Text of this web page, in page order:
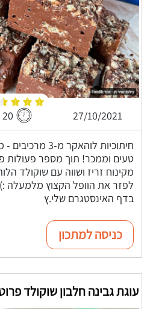
27/10/2021 20 דקות
חיתוכיות
טעים וממכר! תוך מספר פעולות
מקינוח זריז ושווה עם שוקולד
לפזר את הוופל הקצוץ מלמעלה
בדף האינסטגרם שלי.ץ
כניסה למתכון
עוגת גבינה חלבון שוקולד